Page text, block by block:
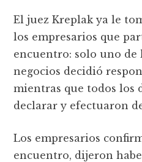
El juez Kreplak ya le
los empresarios que
encuentro: solo uno de
negocios decidió
mientras que todos los
declarar y efectuaron
Los empresarios
encuentro, dijeron